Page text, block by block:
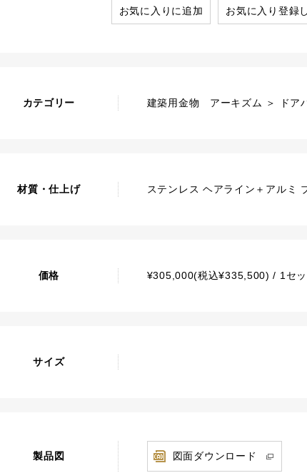
お気に入りに追加 お気に入り登録
カテゴリー 建築用金物 アーキズム ＞ ドア
材質・仕上げ ステンレス ヘアライン＋アルミ
価格 ¥305,000(税込¥335,500) / 1セ
サイズ
製品図 図面ダウンロード